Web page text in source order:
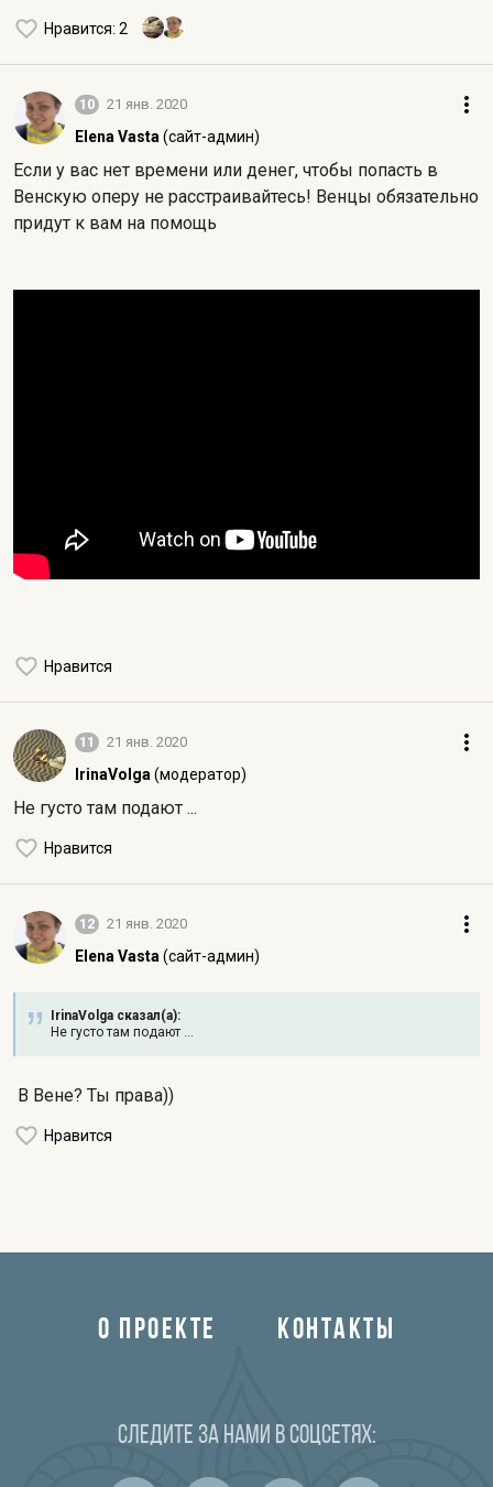
Нравится: 2
10 21 янв. 2020
Elena Vasta (сайт-админ)
Если у вас нет времени или денег, чтобы попасть в
Венскую оперу не расстраивайтесь! Венцы обязательно
придут к вам на помощь
Нравится
11 21 янв. 2020
IrinaVolga (модератор)
Не густо там подают ...
Нравится
12 21 янв. 2020
Elena Vasta (сайт-админ)
IrinaVolga сказал(а):
Не густо там подают ...
В Вене? Ты права))
Нравится
О ПРОЕКТЕ КОНТАКТЫ
Следите за нами в соцсетях: